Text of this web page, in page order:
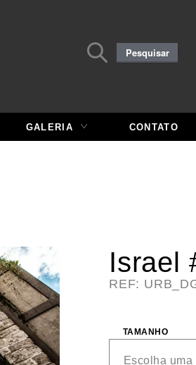
Pesquisar
por:Pesquisar
GALERIA CONTATO
Israel
REF:
TAMANHO